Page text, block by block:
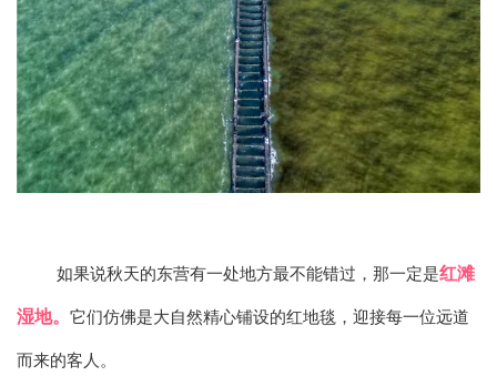
如果说秋天的东营有一处地方最不能错过，那一定是红滩
湿地。 它们仿佛是大自然精心铺设的红地毯，迎接每一位远道
而来的客人。